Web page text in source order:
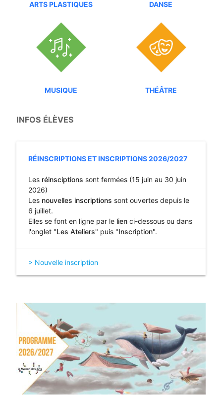
ARTS PLASTIQUES DANSE
MUSIQUE THÉÂTRE
INFOS ÉLÈVES
RÉINSCRIPTIONS ET INSCRIPTIONS 2026/2027
Les réinsciptions sont fermées (15 juin au 30 juin
2026)
Les nouvelles inscriptions sont ouvertes depuis le
6 juillet.
Elles se font en ligne par le lien ci-dessous ou dans
l'onglet "Les Ateliers" puis "Inscription".
> Nouvelle inscription